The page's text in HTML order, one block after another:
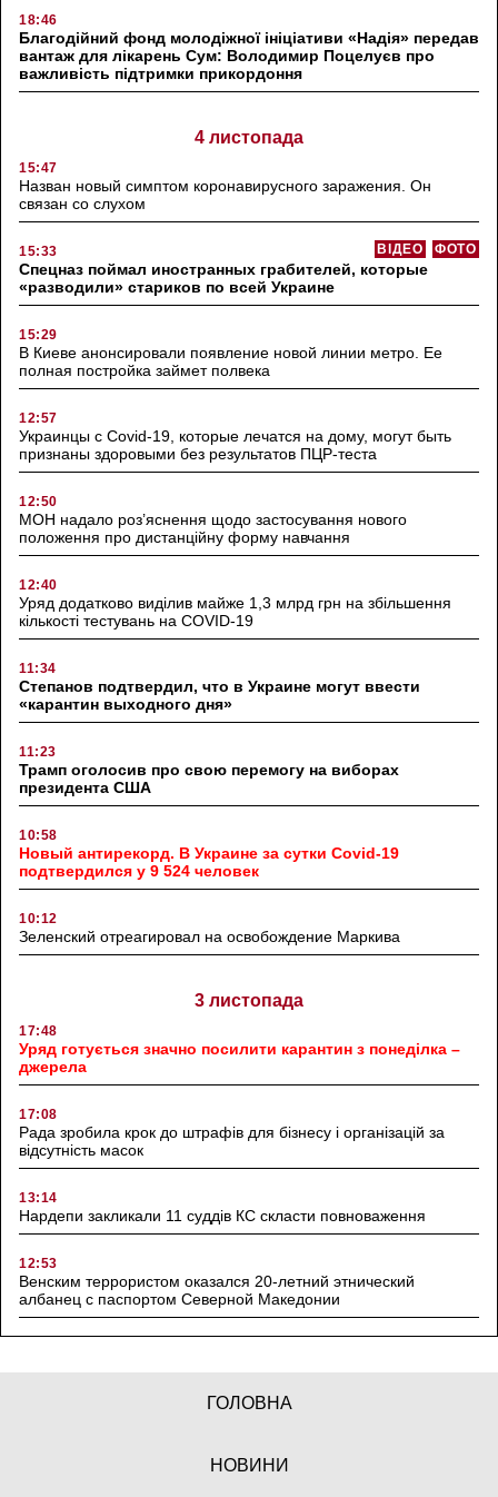
18:46
Благодійний фонд молодіжної ініціативи «Надія» передав
вантаж для лікарень Сум: Володимир Поцелуєв про
важливість підтримки прикордоння
4 листопада
15:47
Назван новый симптом коронавирусного заражения. Он
связан со слухом
15:33 ФОТО
ВІДЕО
Спецназ поймал иностранных грабителей, которые
«разводили» стариков по всей Украине
15:29
В Киеве анонсировали появление новой линии метро. Ее
полная постройка займет полвека
12:57
Украинцы с Covid-19, которые лечатся на дому, могут быть
признаны здоровыми без результатов ПЦР-теста
12:50
МОН надало роз’яснення щодо застосування нового
положення про дистанційну форму навчання
12:40
Уряд додатково виділив майже 1,3 млрд грн на збільшення
кількості тестувань на COVID-19
11:34
Степанов подтвердил, что в Украине могут ввести
«карантин выходного дня»
11:23
Трамп оголосив про свою перемогу на виборах
президента США
10:58
Новый антирекорд. В Украине за сутки Covid-19
подтвердился у 9 524 человек
10:12
Зеленский отреагировал на освобождение Маркива
3 листопада
17:48
Уряд готується значно посилити карантин з понеділка –
джерела
17:08
Рада зробила крок до штрафів для бізнесу і організацій за
відсутність масок
13:14
Нардепи закликали 11 суддів КС скласти повноваження
12:53
Венским террористом оказался 20-летний этнический
албанец с паспортом Северной Македонии
ГОЛОВНА
НОВИНИ